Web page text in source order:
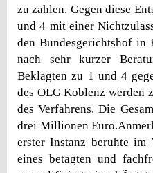
zu zahlen. Gegen diese
und 4 mit einer
den Bundesgerichtshof in
nach sehr kurzer
Beklagten zu 1 und 4
des OLG Koblenz werden
des Verfahrens. Die
drei Millionen
erster Instanz beruhte im
eines betagten und